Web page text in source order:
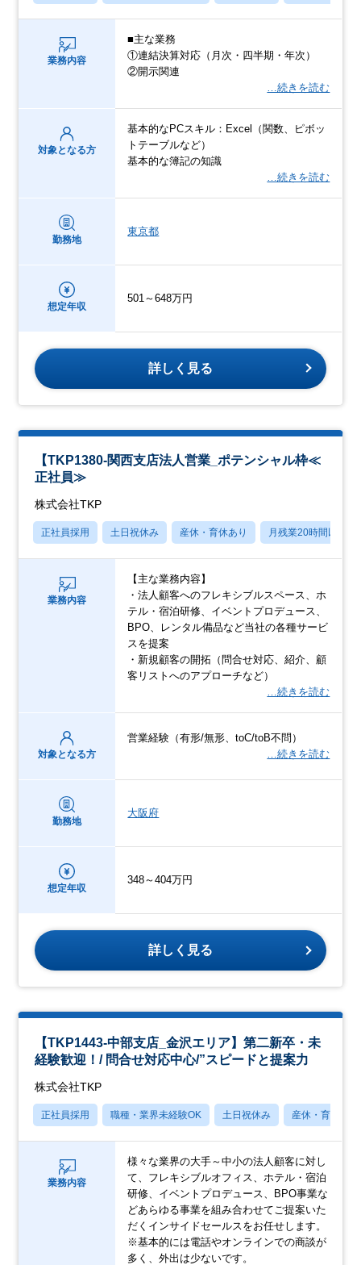
業務内容
■主な業務
①連結決算対応（月次・四半期・年次）
②開示関連
…続きを読む
対象となる方
基本的なPCスキル：Excel（関数、ピボッ
トテーブルなど）
基本的な簿記の知識
…続きを読む
勤務地
東京都
想定年収
501～648万円
詳しく見る
【TKP1380-関西支店法人営業_ポテンシャル枠≪
正社員≫
株式会社TKP
正社員採用 土日祝休み 産休・育休あり 月残業20時間以内
業務内容
【主な業務内容】
・法人顧客へのフレキシブルスペース、ホ
テル・宿泊研修、イベントプロデュース、
BPO、レンタル備品など当社の各種サービ
スを提案
・新規顧客の開拓（問合せ対応、紹介、顧
客リストへのアプローチなど）
…続きを読む
対象となる方
営業経験（有形/無形、toC/toB不問）
…続きを読む
勤務地
大阪府
想定年収
348～404万円
詳しく見る
【TKP1443-中部支店_金沢エリア】第二新卒・未
経験歓迎！/ 問合せ対応中心/”スピードと提案力
株式会社TKP
正社員採用 職種・業界未経験OK 土日祝休み 産休・育休あり
業務内容
様々な業界の大手～中小の法人顧客に対し
て、フレキシブルオフィス、ホテル・宿泊
研修、イベントプロデュース、BPO事業な
どあらゆる事業を組み合わせてご提案いた
だくインサイドセールスをお任せします。
※基本的には電話やオンラインでの商談が
多く、外出は少ないです。